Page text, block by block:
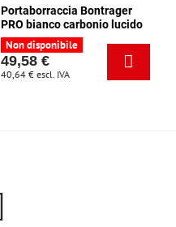
Portaborraccia Bontrager
PRO bianco carbonio lucido
Non disponibile
49,58 €
40,64 € escl. IVA